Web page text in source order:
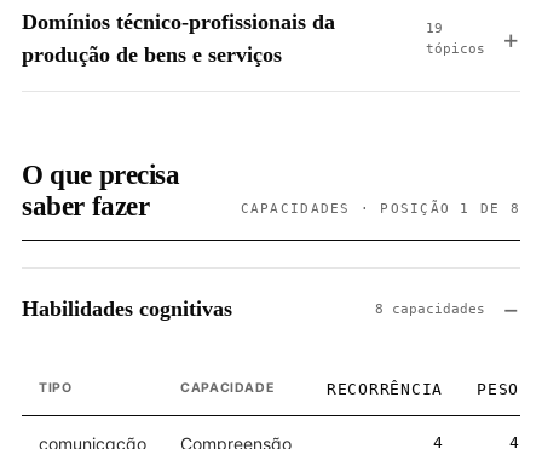
Domínios técnico-profissionais da
produção de bens e serviços
19
tópicos
O que precisa
saber fazer
CAPACIDADES · POSIÇÃO 1 DE 8
Habilidades cognitivas 8 capacidades
TIPO CAPACIDADE RECORRÊNCIA PESO
comunicação Compreensão 4 4